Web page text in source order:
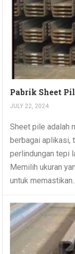
Pabrik Sheet
JULY 22, 2024
Sheet pile adalah
berbagai aplikasi,
perlindungan tepi
Memilih ukuran
untuk